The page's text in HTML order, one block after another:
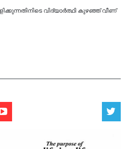
വിദ്യാർത്ഥി കുഴഞ്ഞ് വീണ്